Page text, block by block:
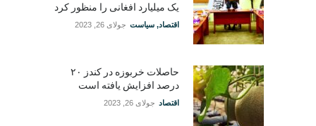
یک میلیارد افغانی را منظور کرد
اقتصاد, سیاست جولای 26, 2023
حاصلات خربوزه در کندز ۲۰
درصد افزایش یافته است
اقتصاد جولای 26, 2023